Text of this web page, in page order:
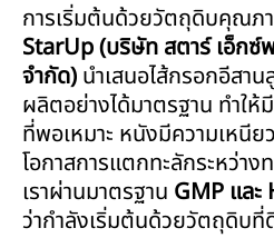
การเริ่มต้นด้วยวัตถุดิบคุณภ
StarUp (บริษัท สตาร์ เอ็กซ์
จำกัด) นำเสนอไส้กรอกอีสา
ผลิตอย่างได้มาตรฐาน ทำให้
ที่พอเหมาะ หนังมีความเหนี
โอกาสการแตกทะลักระหว่า
เราผ่านมาตรฐาน GMP และ
ว่ากำลังเริ่มต้นด้วยวัตถุดิบ